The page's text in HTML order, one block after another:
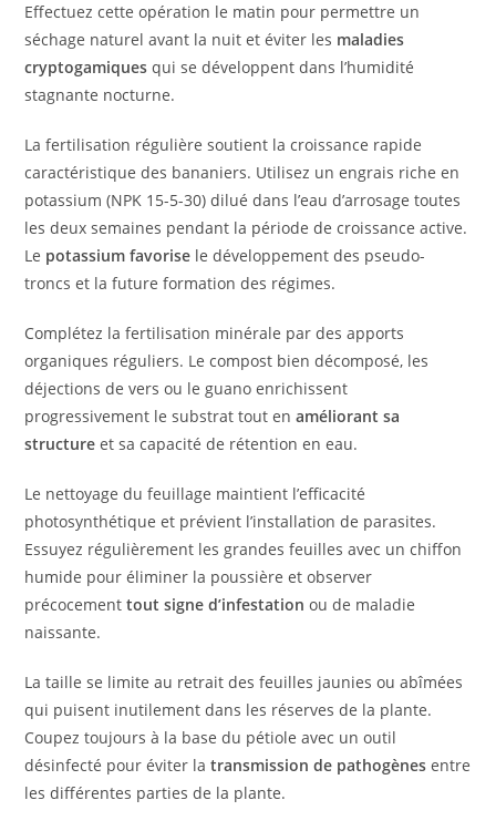
Effectuez cette opération le matin pour permettre un
séchage naturel avant la nuit et éviter les maladies
cryptogamiques qui se développent dans l’humidité
stagnante nocturne.
La fertilisation régulière soutient la croissance rapide
caractéristique des bananiers. Utilisez un engrais riche en
potassium (NPK 15-5-30) dilué dans l’eau d’arrosage toutes
les deux semaines pendant la période de croissance active.
Le potassium favorise le développement des pseudo-
troncs et la future formation des régimes.
Complétez la fertilisation minérale par des apports
organiques réguliers. Le compost bien décomposé, les
déjections de vers ou le guano enrichissent
progressivement le substrat tout enaméliorant sa
structure et sa capacité de rétention en eau.
Le nettoyage du feuillage maintient l’efficacité
photosynthétique et prévient l’installation de parasites.
Essuyez régulièrement les grandes feuilles avec un chiffon
humide pour éliminer la poussière et observer
précocementtout signe d’infestation ou de maladie
naissante.
La taille se limite au retrait des feuilles jaunies ou abîmées
qui puisent inutilement dans les réserves de la plante.
Coupez toujours à la base du pétiole avec un outil
désinfecté pour éviter latransmission de pathogènes entre
les différentes parties de la plante.